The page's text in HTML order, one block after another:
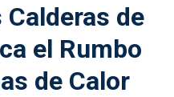
Calderas de
el Rumbo
de Calor